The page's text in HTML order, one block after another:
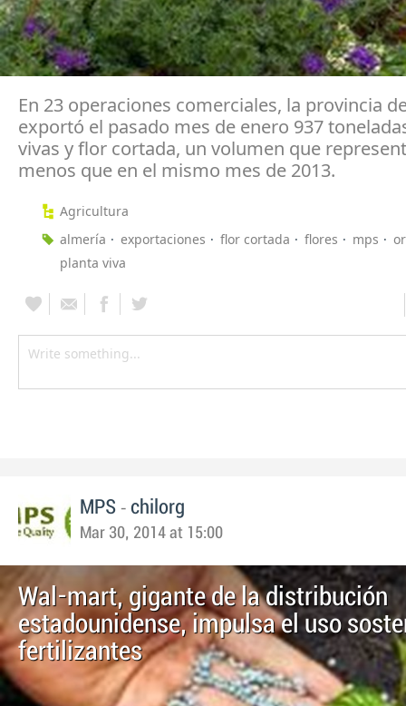
En 23 operaciones comerciales, la provincia
exportó el pasado mes de enero 937
vivas y flor cortada, un volumen que
menos que en el mismo mes de 2013.
Agricultura
almería
exportaciones flor cortada flores mps
planta viva
MPS - chilorg
Mar 30, 2014 at 15:00
Wal-mart, gigante de la distribución
estadounidense, impulsa el uso
fertilizantes